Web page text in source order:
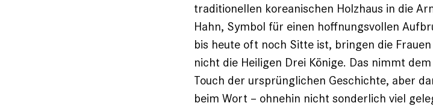
traditionellen koreanischen Holzhaus in die
Hahn, Symbol für einen hoffnungsvollen
bis heute oft noch Sitte ist, ­bringen die
nicht die Heiligen Drei Könige. Das nimmt
Touch der ursprünglichen Geschichte, aber
beim Wort – ohnehin nicht sonderlich viel